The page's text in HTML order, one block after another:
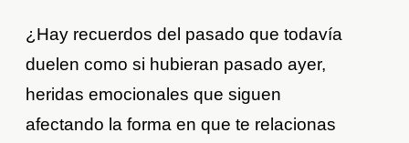
¿Hay recuerdos del pasado que todavía
duelen como si hubieran pasado ayer,
heridas emocionales que siguen
afectando la forma en que te relacionas